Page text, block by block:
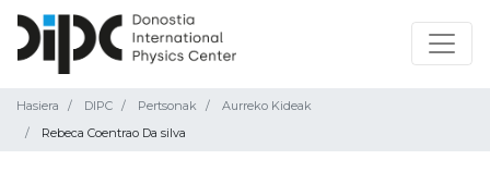
Hasiera DIPC Pertsonak
Aurreko Kideak
Rebeca Coentrao Da silva